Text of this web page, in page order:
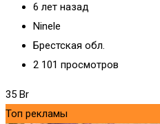
6 лет назад
Ninele
Брестская обл.
2 101 просмотров
35 Br
Топ рекламы